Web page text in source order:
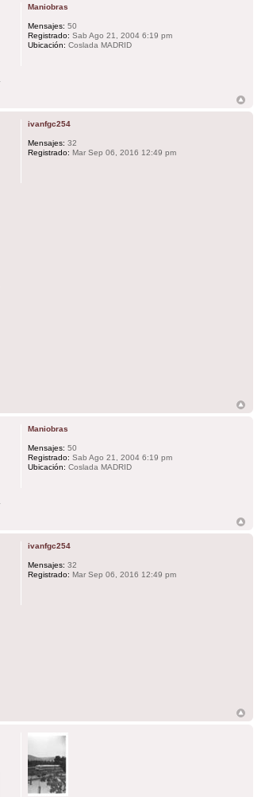
Maniobras
Mensajes: 50
Registrado: Sab Ago 21, 2004 6:19 pm
Ubicación: Coslada MADRID
ivanfgc254
Mensajes: 32
Registrado: Mar Sep 06, 2016 12:49 pm
Maniobras
Mensajes: 50
Registrado: Sab Ago 21, 2004 6:19 pm
Ubicación: Coslada MADRID
ivanfgc254
Mensajes: 32
Registrado: Mar Sep 06, 2016 12:49 pm